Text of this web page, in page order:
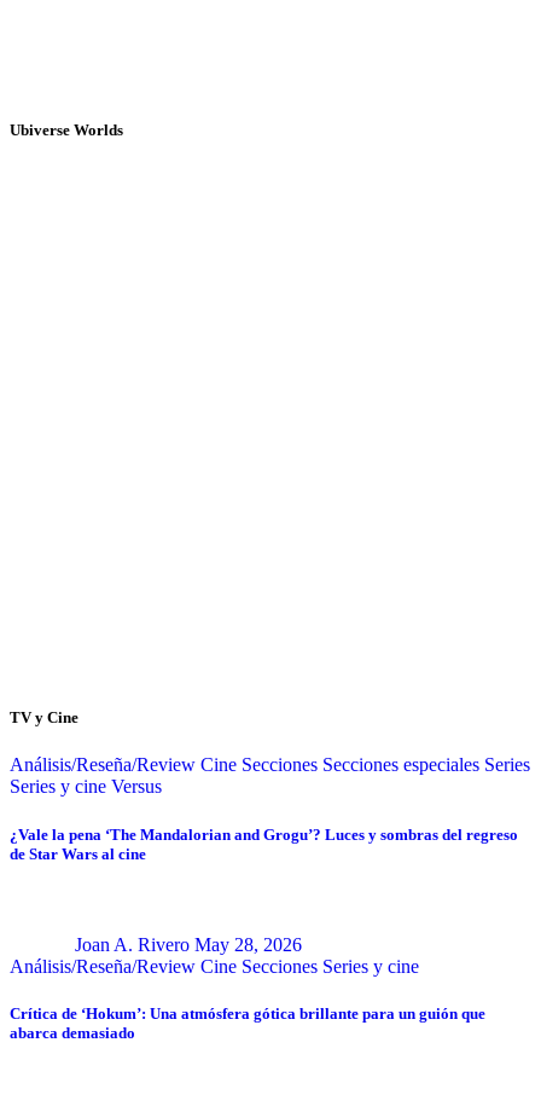
Ubiverse Worlds
TV y Cine
Análisis/Reseña/Review Cine Secciones Secciones especiales Series
Series y cine Versus
¿Vale la pena ‘The Mandalorian and Grogu’? Luces y sombras del regreso
de Star Wars al cine
Joan A. Rivero May 28, 2026
Análisis/Reseña/Review Cine Secciones Series y cine
Crítica de ‘Hokum’: Una atmósfera gótica brillante para un guión que
abarca demasiado